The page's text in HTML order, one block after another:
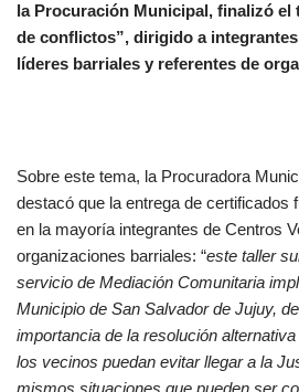
la Procuración Municipal, finalizó el
de conflictos”, dirigido a
líderes barriales y referentes de
Sobre este tema, la Procuradora
destacó que la entrega de certificados
en la mayoría integrantes de Centros
organizaciones barriales: “este taller
servicio de Mediación Comunitaria
Municipio de San Salvador de Jujuy,
importancia de la resolución
los vecinos puedan evitar llegar a la